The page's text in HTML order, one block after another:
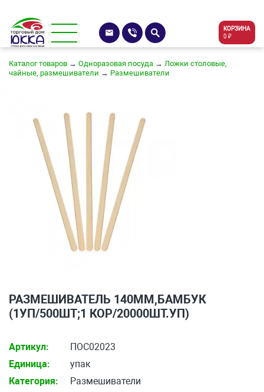
КОРЗИНА
0 ₽
Каталог товаров → Одноразовая посуда → Ложки столовые,
чайные, размешиватели → Размешиватели
РАЗМЕШИВАТЕЛЬ 140ММ,БАМБУК
(1УП/500ШТ;1 КОР/20000ШТ.УП)
Артикул:
ПОС02023
Единица:
упак
Категория:
Размешиватели